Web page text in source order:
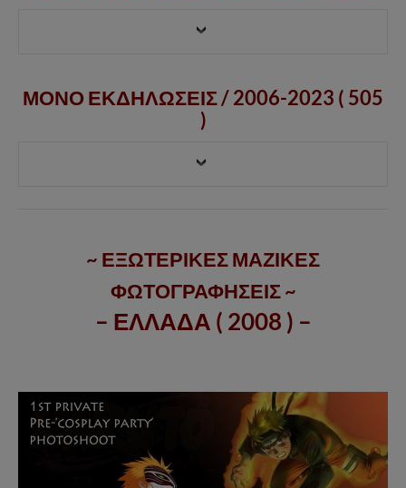
ΜΟΝΟ ΕΚΔΗΛΩΣΕΙΣ / 2006-2023 ( 505
)
~ ΕΞΩΤΕΡΙΚΕΣ ΜΑΖΙΚΕΣ
ΦΩΤΟΓΡΑΦΗΣΕΙΣ ~
– ΕΛΛΑΔΑ ( 2008 ) –